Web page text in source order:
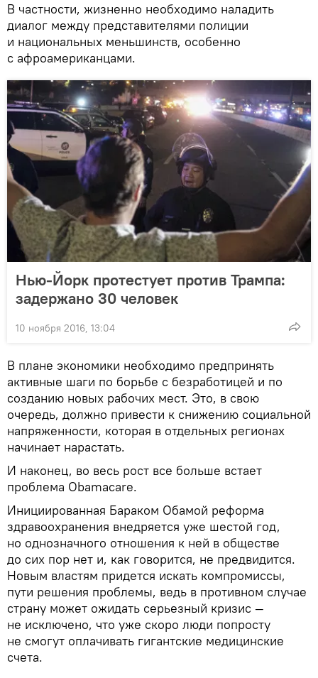
В частности, жизненно необходимо наладить
диалог между представителями полиции
и национальных меньшинств, особенно
с афроамериканцами.
Нью-Йорк протестует против Трампа:
задержано 30 человек
10 ноября 2016, 13:04
В плане экономики необходимо предпринять
активные шаги по борьбе с безработицей и по
созданию новых рабочих мест. Это, в свою
очередь, должно привести к снижению социальной
напряженности, которая в отдельных регионах
начинает нарастать.
И наконец, во весь рост все больше встает
проблема Obamacare.
Инициированная Бараком Обамой реформа
здравоохранения внедряется уже шестой год,
но однозначного отношения к ней в обществе
до сих пор нет и, как говорится, не предвидится.
Новым властям придется искать компромиссы,
пути решения проблемы, ведь в противном случае
страну может ожидать серьезный кризис —
не исключено, что уже скоро люди попросту
не смогут оплачивать гигантские медицинские
счета.